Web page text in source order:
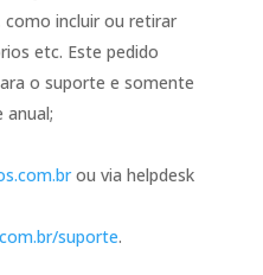
incluir ou retirar
etc. Este pedido
o suporte e somente
anual;
ou via helpdesk
suporte.